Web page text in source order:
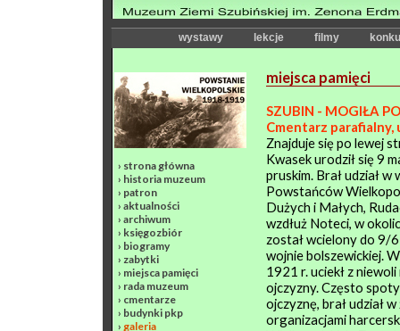
wystawy lekcje filmy
› strona główna
› historia muzeum
› patron
› aktualności
› archiwum
› księgozbiór
› biogramy
› zabytki
› miejsca pamięci
› rada muzeum
› cmentarze
› budynki pkp
› galeria
miejsca pamięci
SZUBIN - MOGIŁA
Cmentarz parafialny,
Znajduje się po lewej
Kwasek urodził się 9
pruskim. Brał udział
Powstańców
Dużych i Małych,
wzdłuż Noteci, w
został wcielony do 9/
wojnie bolszewickiej.
1921 r. uciekł z
ojczyzny. Często
ojczyznę, brał udział
organizacjami